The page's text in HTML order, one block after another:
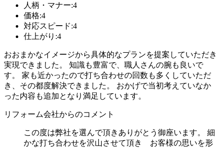
人柄・マナー:4
価格:4
対応スピード:4
仕上がり:4
おおまかなイメージから具体的なプランを提案していただき
実現できました。 知識も豊富で、職人さんの腕も良いで
す。 家も近かったので打ち合わせの回数も多くしていただ
き、その都度解決できました。 おかげで当初考えていなか
った内容も追加となり満足しています。
リフォーム会社からのコメント
この度は弊社を選んで頂きありがとう御座います。 細
かな打ち合わせを沢山させて頂き お客様の思いを形